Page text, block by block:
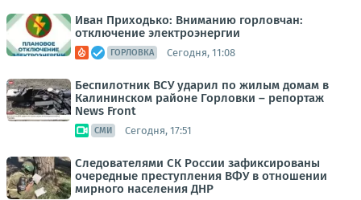
Иван Приходько: Вниманию горловчан:
отключение электроэнергии
ГОРЛОВКА Сегодня, 11:08
Беспилотник ВСУ ударил по жилым домам в
Калининском районе Горловки – репортаж
News Front
СМИ Сегодня, 17:51
Следователями СК России зафиксированы
очередные преступления ВФУ в отношении
мирного населения ДНР